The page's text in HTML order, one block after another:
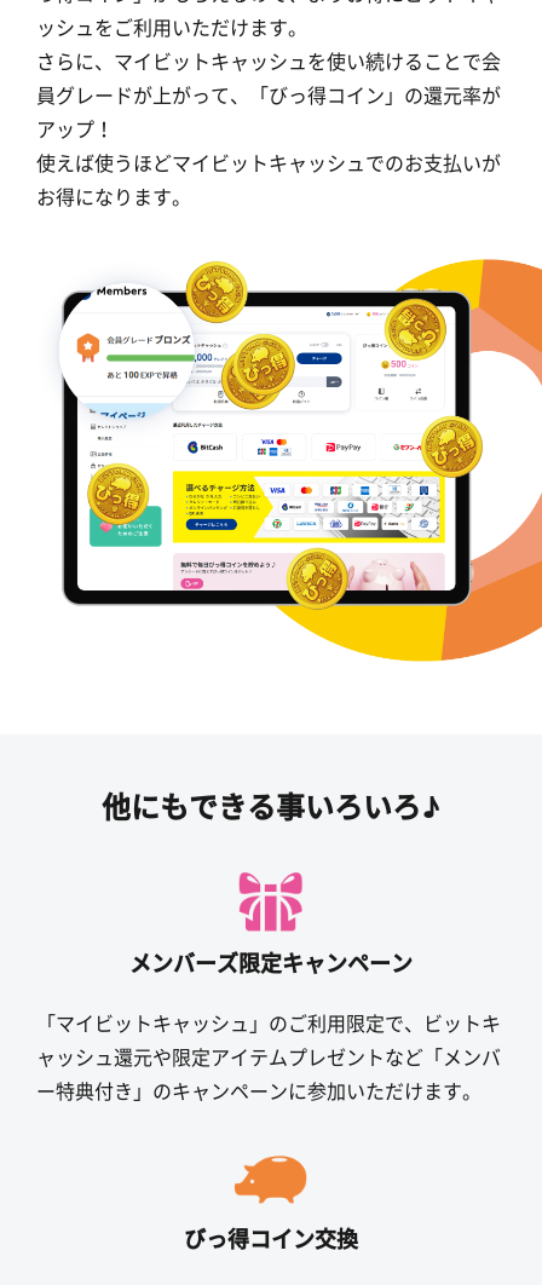
ッシュをご利用いただけます。
さらに、マイビットキャッシュを使い続けることで会
員グレードが上がって、「びっ得コイン」の還元率が
アップ！
使えば使うほどマイビットキャッシュでのお支払いが
お得になります。
他にもできる事いろいろ♪
メンバーズ限定キャンペーン
「マイビットキャッシュ」のご利用限定で、ビットキ
ャッシュ還元や限定アイテムプレゼントなど「メンバ
ー特典付き」のキャンペーンに参加いただけます。
びっ得コイン交換